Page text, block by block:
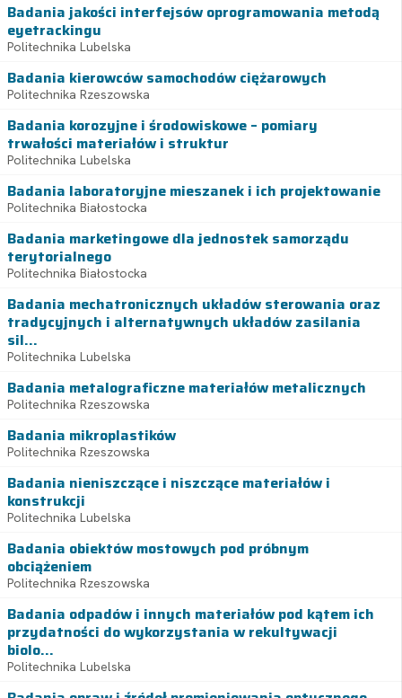
Badania jakości interfejsów oprogramowania metodą
eyetrackingu
Politechnika Lubelska
Badania kierowców samochodów ciężarowych
Politechnika Rzeszowska
Badania korozyjne i środowiskowe – pomiary
trwałości materiałów i struktur
Politechnika Lubelska
Badania laboratoryjne mieszanek i ich projektowanie
Politechnika Białostocka
Badania marketingowe dla jednostek samorządu
terytorialnego
Politechnika Białostocka
Badania mechatronicznych układów sterowania oraz
tradycyjnych i alternatywnych układów zasilania
sil...
Politechnika Lubelska
Badania metalograficzne materiałów metalicznych
Politechnika Rzeszowska
Badania mikroplastików
Politechnika Rzeszowska
Badania nieniszczące i niszczące materiałów i
konstrukcji
Politechnika Lubelska
Badania obiektów mostowych pod próbnym
obciążeniem
Politechnika Rzeszowska
Badania odpadów i innych materiałów pod kątem ich
przydatności do wykorzystania w rekultywacji
biolo...
Politechnika Lubelska